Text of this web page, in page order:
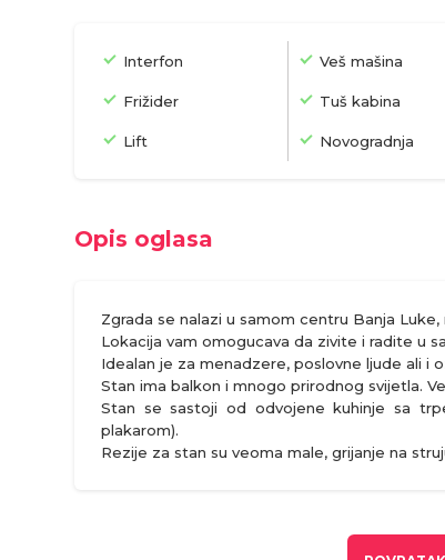
Interfon Veš mašina
Frižider Tuš kabina
Lift Novogradnja
Opis oglasa
Zgrada se nalazi u samom centru Banja
Lokacija vam omogucava da zivite i radite u
Idealan je za menadzere, poslovne ljude ali i
Stan ima balkon i mnogo prirodnog svijetla.
Stan se sastoji od odvojene kuhinje sa
plakarom).
Rezije za stan su veoma male, grijanje na